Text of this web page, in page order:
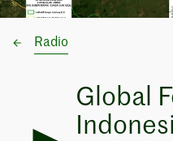
Radio
Global